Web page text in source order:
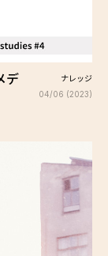
デ
ナレッジ
04/06 (2023)